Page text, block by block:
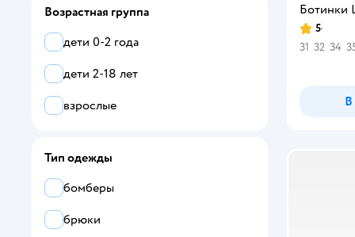
Ботинки
Рейтинг:
5
31 32 34
В
31
31.5
32
32.5
34
синий
бежевый
желтый
Возрастная группа
дети 0-2 года
дети 2-18 лет
взрослые
Тип одежды
бомберы
брюки